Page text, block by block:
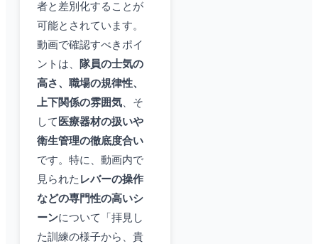
者と差別化することが
可能とされています。
動画で確認すべきポイ
ントは、
隊員の士気の
高さ、職場の規律性、
上下関係の雰囲気 、そ
して 医療器材の扱いや
衛生管理の徹底度合い
です。特に、動画内で
見られた レバーの操作
などの専門性の高いシ
ーンについて「拝見し
た訓練の様子から、貴